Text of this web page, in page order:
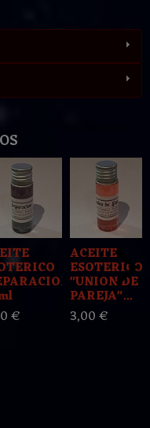
€
ACEITE
ESOTERICO
"UNION DE
PAREJA"...
3,00 €